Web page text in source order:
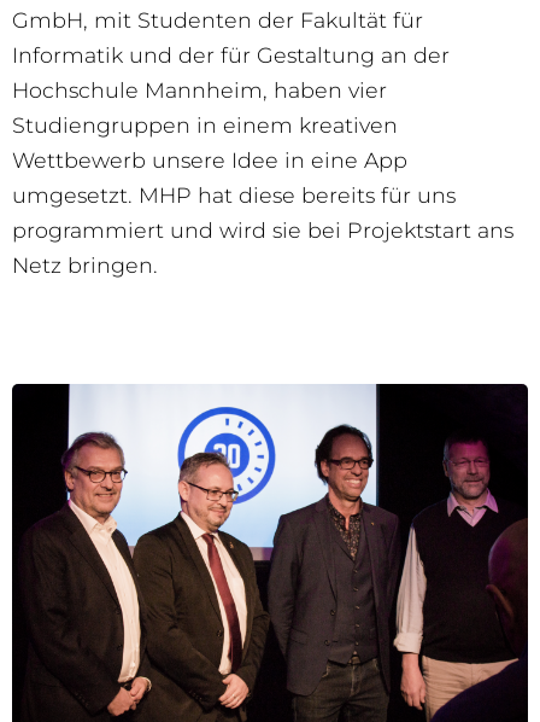
GmbH, mit Studenten der Fakultät für
Informatik und der für Gestaltung an der
Hochschule Mannheim, haben vier
Studiengruppen in einem kreativen
Wettbewerb unsere Idee in eine App
umgesetzt. MHP hat diese bereits für uns
programmiert und wird sie bei Projektstart ans
Netz bringen.